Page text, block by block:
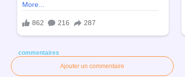
commentaires
Ajouter un commentaire